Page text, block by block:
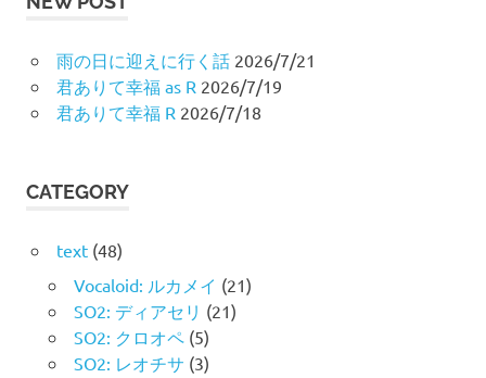
雨の日に迎えに行く話 2026/7/21
君ありて幸福 as R 2026/7/19
君ありて幸福 R 2026/7/18
CATEGORY
text(48)
Vocaloid: ルカメイ (21)
SO2: ディアセリ (21)
SO2: クロオペ(5)
SO2: レオチサ (3)